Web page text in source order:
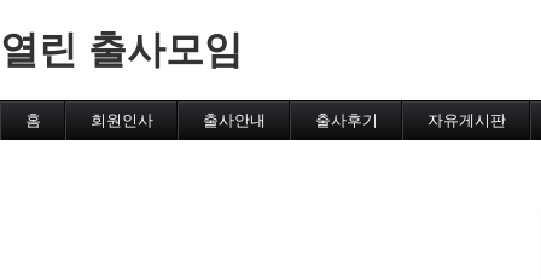
열린 출사모임
홈 회원인사 출사안내 출사후기 자유게시판